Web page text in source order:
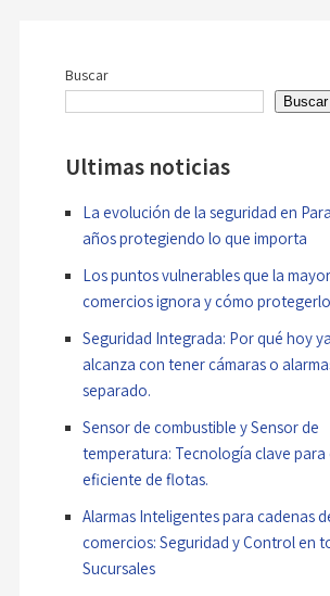
entradas
Buscar
Buscar
Ultimas noticias
La evolución de la seguridad en
años protegiendo lo que importa
Los puntos vulnerables que la
comercios ignora y cómo
Seguridad Integrada: Por qué hoy
alcanza con tener cámaras o
separado.
Sensor de combustible y Sensor de
temperatura: Tecnología clave
eficiente de flotas.
Alarmas Inteligentes para cadenas
comercios: Seguridad y Control en
Sucursales